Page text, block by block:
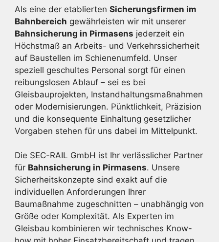
Als eine der etablierten Sicherungsfirmen im
Bahnbereich gewährleisten wir mit unserer
Bahnsicherung in Pirmasens jederzeit ein
Höchstmaß an Arbeits- und Verkehrssicherheit
auf Baustellen im Schienenumfeld. Unser
speziell geschultes Personal sorgt für einen
reibungslosen Ablauf – sei es bei
Gleisbauprojekten, Instandhaltungsmaßnahmen
oder Modernisierungen. Pünktlichkeit, Präzision
und die konsequente Einhaltung gesetzlicher
Vorgaben stehen für uns dabei im Mittelpunkt.
Die SEC-RAIL GmbH ist Ihr verlässlicher Partner
für Bahnsicherung in Pirmasens. Unsere
Sicherheitskonzepte sind exakt auf die
individuellen Anforderungen Ihrer
Baumaßnahme zugeschnitten – unabhängig von
Größe oder Komplexität. Als Experten im
Gleisbau kombinieren wir technisches Know-